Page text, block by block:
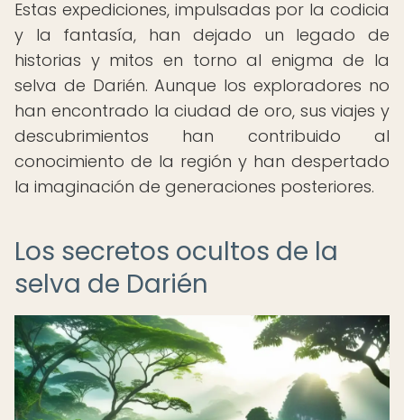
Estas expediciones, impulsadas por la codicia
y la fantasía, han dejado un legado de
historias y mitos en torno al enigma de la
selva de Darién. Aunque los exploradores no
han encontrado la ciudad de oro, sus viajes y
descubrimientos han contribuido al
conocimiento de la región y han despertado
la imaginación de generaciones posteriores.
Los secretos ocultos de la
selva de Darién